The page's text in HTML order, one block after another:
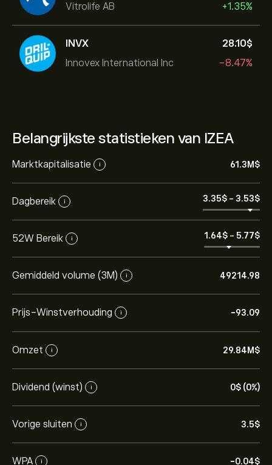
Vitrolife AB
+1.35%
INVX
Innovex International Inc
28.10‎$‎
-8.47%
Belangrijkste statistieken van IZEA
Marktkapitalisatie i 61.3M‎$‎
Dagbereik i 3.35‎$‎ - 3.53‎$‎
52W Bereik i 1.64‎$‎ - 5.77‎$‎
Gemiddeld volume (3M) i 49214.98
Prijs-Winstverhouding i -93.09
Omzet i 29.84M‎$‎
Dividend (winst) i 0‎$‎ (0%)
Vorige sluiten i 3.5‎$‎
WPA i -0.04‎$‎